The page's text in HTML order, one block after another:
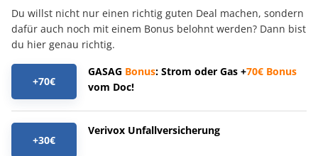
Du willst nicht nur einen richtig guten Deal machen, sondern
dafür auch noch mit einem Bonus belohnt werden? Dann bist
du hier genau richtig.
+70€
GASAG Bonus: Strom oder Gas +70€ Bonus
vom Doc!
+30€
Verivox Unfallversicherung